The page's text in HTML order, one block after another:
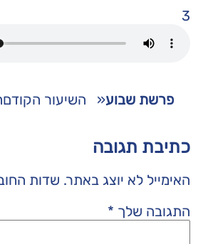
3
פרשת שבוע« השיעור הקודם
כתיבת תגובה
האימייל לא יוצג באתר. שדות
התגובה שלך *